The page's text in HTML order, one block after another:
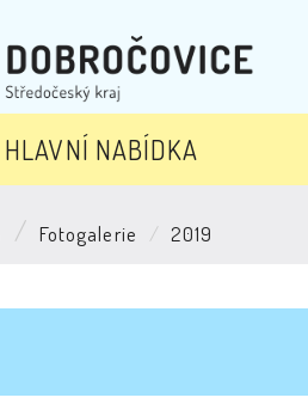
HLAVNÍ NABÍDKA
Fotogalerie 2019